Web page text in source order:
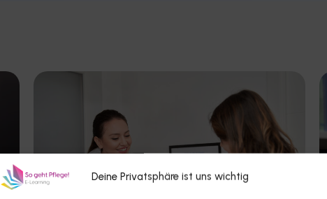
Deine Privatsphäre ist uns wichtig